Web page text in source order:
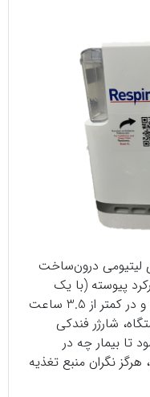
لیتیومی درون‌ساخت
تا 3 ساعت کارکرد پیوسته (با یک
باتری در حداکثر شارژ) فراهم می‌کنند و در کمتر از 3.5 ساعت
شارژر فندکی
تا بیمار چه در
نگران منبع تغذیه